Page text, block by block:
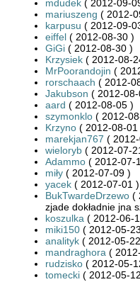
mdudek ( 2012-09-
mariuszeng ( 2012-
karpusu ( 2012-09-
eiffel ( 2012-08-30 )
GiGi ( 2012-08-30 )
Krzysiek ( 2012-08-
MrPoorandojin (
rorschaach ( 2012-
Jakubson ( 2012-
aard ( 2012-08-05 )
szymonklo ( 2012-
Krzyno ( 2012-08-01
marekjan767 (
wieloryb ( 2012-07-
Adammo ( 2012-07-
miły ( 2012-07-09 )
yacek ( 2012-07-01 )
BukTwardeDrzewo (
zjade dokładnie jna
koszulka ( 2012-06-
miki150 ( 2012-05-
analityk ( 2012-05-
mandraghora (
rudzisko ( 2012-05-
tomecki ( 2012-05-